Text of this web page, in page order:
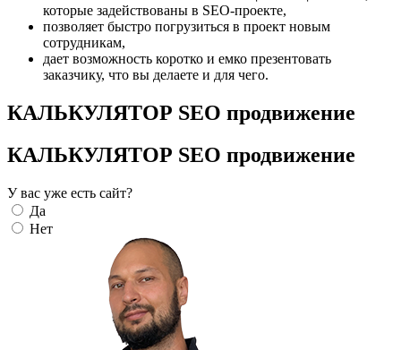
которые задействованы в SEO-проекте,
позволяет быстро погрузиться в проект новым
сотрудникам,
дает возможность коротко и емко презентовать
заказчику, что вы делаете и для чего.
КАЛЬКУЛЯТОР SEO продвижение
КАЛЬКУЛЯТОР SEO продвижение
У вас уже есть сайт?
Да
Нет